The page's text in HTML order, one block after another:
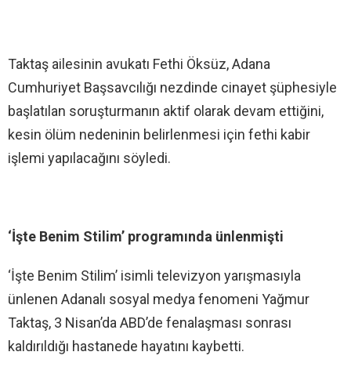
Taktaş ailesinin avukatı Fethi Öksüz, Adana
Cumhuriyet Başsavcılığı nezdinde cinayet şüphesiyle
başlatılan soruşturmanın aktif olarak devam ettiğini,
kesin ölüm nedeninin belirlenmesi için fethi kabir
işlemi yapılacağını söyledi.
‘İşte Benim Stilim’ programında ünlenmişti
‘İşte Benim Stilim’ isimli televizyon yarışmasıyla
ünlenen Adanalı sosyal medya fenomeni Yağmur
Taktaş, 3 Nisan’da ABD’de fenalaşması sonrası
kaldırıldığı hastanede hayatını kaybetti.